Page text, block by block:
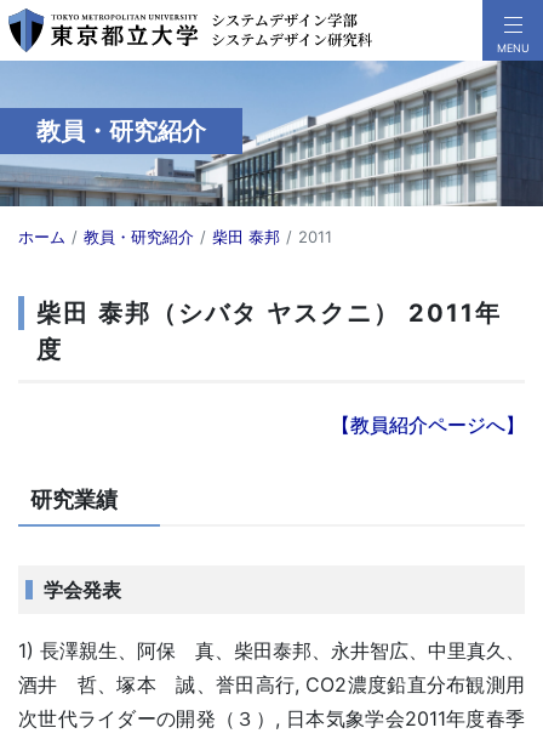
教員・研究紹介
ホーム 教員・研究紹介 柴田 泰邦 2011
柴田 泰邦（シバタ ヤスクニ） 2011年
度
【教員紹介ページへ】
研究業績
学会発表
1) 長澤親生、阿保 真、柴田泰邦、永井智広、中里真久、
酒井 哲、塚本 誠、誉田高行, CO2濃度鉛直分布観測用
次世代ライダーの開発（３）, 日本気象学会2011年度春季